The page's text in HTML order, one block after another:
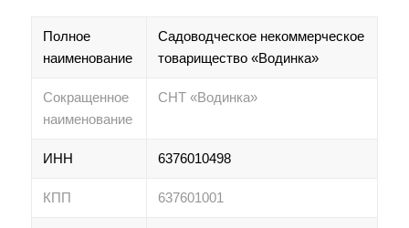
Полное
наименование
Садоводческое некоммерческое
товарищество «Водинка»
Сокращенное
наименование
СНТ «Водинка»
ИНН 6376010498
КПП 637601001